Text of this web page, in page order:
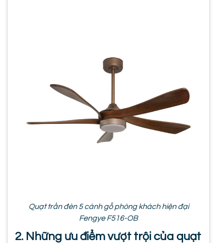
Quạt trần đèn 5 cánh gỗ phòng khách hiện đại
Fengye F516-OB
2. Những ưu điểm vượt trội của quạt